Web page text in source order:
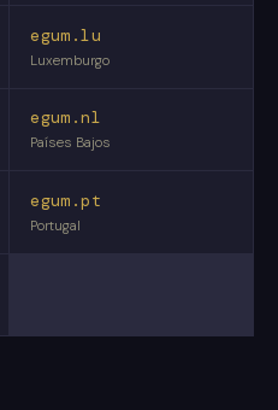
egum.lu
Luxemburgo
egum.nl
Países Bajos
egum.pt
Portugal